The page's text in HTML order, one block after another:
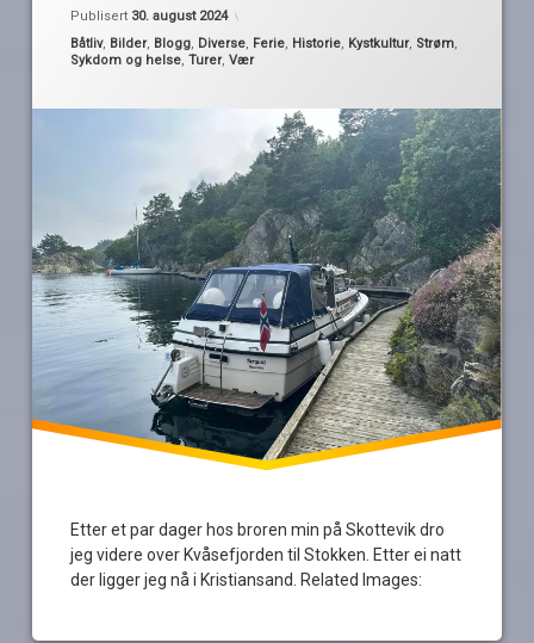
Publisert 30. august 2024
Kategorier:
Båtliv, Bilder, Blogg Diverse Ferie Historie Kystkultur, Strøm
Sykdom og helse ,Turer,Vær
Etter et par dager hos broren min på Skottevik dro
jeg videre over Kvåsefjorden til Stokken. Etter ei natt
der ligger jeg nå i Kristiansand. Related Images:
hamen
Hestmanden
lånt